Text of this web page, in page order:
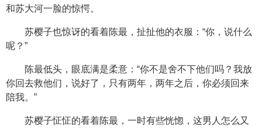
和苏大河一脸的惊愕。
苏樱子也惊讶的看着陈最，扯扯他的衣服：“你，说什么
呢？”
陈最低头，眼底满是柔意：“你不是舍不下他们吗？我放
你回去救他们，说好了，只有两年，两年之后，你必须回来
陪我。”
苏樱子怔怔的看着陈最，一时有些恍惚，这男人怎么又